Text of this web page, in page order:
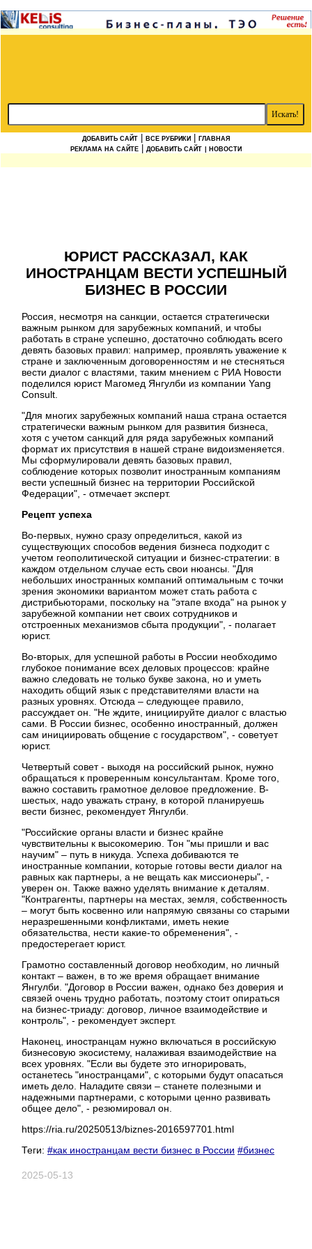
ДОБАВИТЬ САЙТ ВСЕ РУБРИКИ
ГЛАВНАЯ
РЕКЛАМА НА САЙТЕ
ДОБАВИТЬ САЙТ | НОВОСТИ
ЮРИСТ РАССКАЗАЛ, КАК
ИНОСТРАНЦАМ ВЕСТИ УСПЕШНЫЙ
БИЗНЕС В РОССИИ
Россия, несмотря на санкции, остается стратегически
важным рынком для зарубежных компаний, и чтобы
работать в стране успешно, достаточно соблюдать всего
девять базовых правил: например, проявлять уважение к
стране и заключенным договоренностям и не стесняться
вести диалог с властями, таким мнением с РИА Новости
поделился юрист Магомед Янгулби из компании Yang
Consult.
"Для многих зарубежных компаний наша страна остается
стратегически важным рынком для развития бизнеса,
хотя с учетом санкций для ряда зарубежных компаний
формат их присутствия в нашей стране видоизменяется.
Мы сформулировали девять базовых правил,
соблюдение которых позволит иностранным компаниям
вести успешный бизнес на территории Российской
Федерации", - отмечает эксперт.
Рецепт успеха
Во-первых, нужно сразу определиться, какой из
существующих способов ведения бизнеса подходит с
учетом геополитической ситуации и бизнес-стратегии: в
каждом отдельном случае есть свои нюансы. "Для
небольших иностранных компаний оптимальным с точки
зрения экономики вариантом может стать работа с
дистрибьюторами, поскольку на "этапе входа" на рынок у
зарубежной компании нет своих сотрудников и
отстроенных механизмов сбыта продукции", - полагает
юрист.
Во-вторых, для успешной работы в России необходимо
глубокое понимание всех деловых процессов: крайне
важно следовать не только букве закона, но и уметь
находить общий язык с представителями власти на
разных уровнях. Отсюда – следующее правило,
рассуждает он. "Не ждите, инициируйте диалог с властью
сами. В России бизнес, особенно иностранный, должен
сам инициировать общение с государством", - советует
юрист.
Четвертый совет - выходя на российский рынок, нужно
обращаться к проверенным консультантам. Кроме того,
важно составить грамотное деловое предложение. В-
шестых, надо уважать страну, в которой планируешь
вести бизнес, рекомендует Янгулби.
"Российские органы власти и бизнес крайне
чувствительны к высокомерию. Тон "мы пришли и вас
научим" – путь в никуда. Успеха добиваются те
иностранные компании, которые готовы вести диалог на
равных как партнеры, а не вещать как миссионеры", -
уверен он. Также важно уделять внимание к деталям.
"Контрагенты, партнеры на местах, земля, собственность
– могут быть косвенно или напрямую связаны со старыми
неразрешенными конфликтами, иметь некие
обязательства, нести какие-то обременения", -
предостерегает юрист.
Грамотно составленный договор необходим, но личный
контакт – важен, в то же время обращает внимание
Янгулби. "Договор в России важен, однако без доверия и
связей очень трудно работать, поэтому стоит опираться
на бизнес-триаду: договор, личное взаимодействие и
контроль", - рекомендует эксперт.
Наконец, иностранцам нужно включаться в российскую
бизнесовую экосистему, налаживая взаимодействие на
всех уровнях. "Если вы будете это игнорировать,
останетесь "иностранцами", с которыми будут опасаться
иметь дело. Наладите связи – станете полезными и
надежными партнерами, с которыми ценно развивать
общее дело", - резюмировал он.
https://ria.ru/20250513/biznes-2016597701.html
Теги: #как иностранцам вести бизнес в России #бизнес
2025-05-13